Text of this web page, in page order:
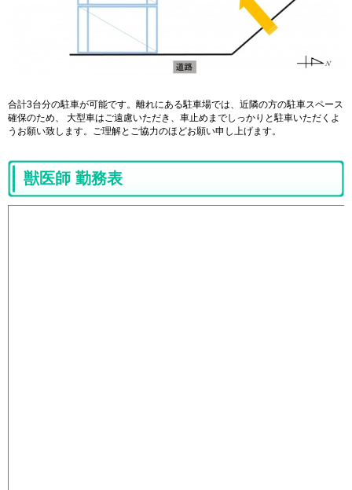
合計3台分の駐車が可能です。離れにある駐車場では、近隣の方の駐車スペース
確保のため、 大型車はご遠慮いただき、車止めまでしっかりと駐車いただくよ
うお願い致します。ご理解とご協力のほどお願い申し上げます。
獣医師 勤務表